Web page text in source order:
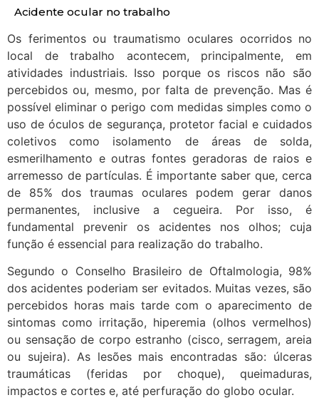
Acidente ocular no trabalho
Os ferimentos ou traumatismo oculares ocorridos no
local de trabalho acontecem, principalmente, em
atividades industriais. Isso porque os riscos não são
percebidos ou, mesmo, por falta de prevenção. Mas é
possível eliminar o perigo com medidas simples como o
uso de óculos de segurança, protetor facial e cuidados
coletivos como isolamento de áreas de solda,
esmerilhamento e outras fontes geradoras de raios e
arremesso de partículas. É importante saber que, cerca
de 85% dos traumas oculares podem gerar danos
permanentes, inclusive a cegueira. Por isso, é
fundamental prevenir os acidentes nos olhos; cuja
função é essencial para realização do trabalho.
Segundo o Conselho Brasileiro de Oftalmologia, 98%
dos acidentes poderiam ser evitados. Muitas vezes, são
percebidos horas mais tarde com o aparecimento de
sintomas como irritação, hiperemia (olhos vermelhos)
ou sensação de corpo estranho (cisco, serragem, areia
ou sujeira). As lesões mais encontradas são: úlceras
traumáticas (feridas por choque), queimaduras,
impactos e cortes e, até perfuração do globo ocular.